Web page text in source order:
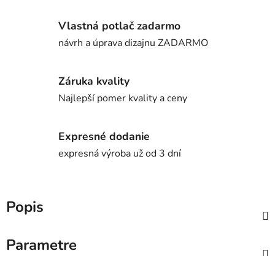
Vlastná potlač zadarmo
návrh a úprava dizajnu ZADARMO
Záruka kvality
Najlepší pomer kvality a ceny
Expresné dodanie
expresná výroba už od 3 dní
Popis
Parametre